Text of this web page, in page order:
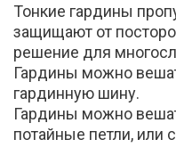
Тонкие гардины
защищают от
решение для
Гардины можно
гардинную шину.
Гардины можно
потайные петли, или